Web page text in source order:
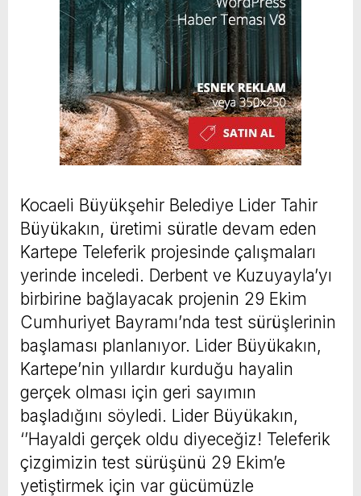
Kocaeli Büyükşehir Belediye Lider Tahir
Büyükakın, üretimi süratle devam eden
Kartepe Teleferik projesinde çalışmaları
yerinde inceledi. Derbent ve Kuzuyayla’yı
birbirine bağlayacak projenin 29 Ekim
Cumhuriyet Bayramı’nda test sürüşlerinin
başlaması planlanıyor. Lider Büyükakın,
Kartepe’nin yıllardır kurduğu hayalin
gerçek olması için geri sayımın
başladığını söyledi. Lider Büyükakın,
‘’Hayaldi gerçek oldu diyeceğiz! Teleferik
çizgimizin test sürüşünü 29 Ekim’e
yetiştirmek için var gücümüzle